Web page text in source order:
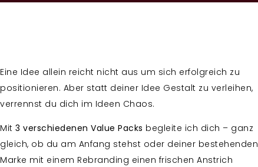
Eine Idee allein reicht nicht aus um sich erfolgreich zu
positionieren. Aber statt deiner Idee Gestalt zu verleihen,
verrennst du dich im Ideen Chaos.
Mit 3 verschiedenen Value Packs begleite ich dich – ganz
gleich, ob du am Anfang stehst oder deiner bestehenden
Marke mit einem Rebranding einen frischen Anstrich